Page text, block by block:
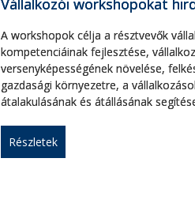
Vállalkozói workshopokat
A workshopok célja a résztvevők
kompetenciáinak fejlesztése,
versenyképességének növelése,
gazdasági környezetre, a
átalakulásának és átállásának
Részletek